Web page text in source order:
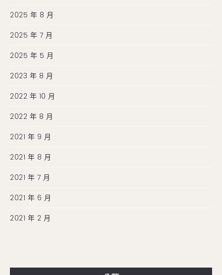
2025 年 8 月
2025 年 7 月
2025 年 5 月
2023 年 8 月
2022 年 10 月
2022 年 8 月
2021 年 9 月
2021 年 8 月
2021 年 7 月
2021 年 6 月
2021 年 2 月